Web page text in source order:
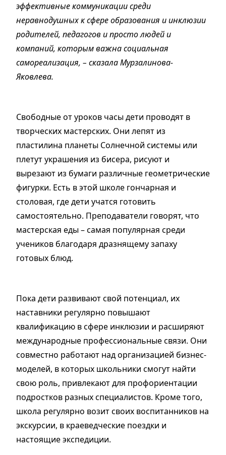
эффективные коммуникации среди
неравнодушных к сфере образования и инклюзии
родителей, педагогов и просто людей и
компаний, которым важна социальная
самореализация, – сказала Мурзалинова-
Яковлева.
Свободные от уроков часы дети проводят в
творческих мастерских. Они лепят из
пластилина планеты Солнечной системы или
плетут украшения из бисера, рисуют и
вырезают из бумаги различные геометрические
фигурки. Есть в этой школе гончарная и
столовая, где дети учатся готовить
самостоятельно. Преподаватели говорят, что
мастерская еды – самая популярная среди
учеников благодаря дразнящему запаху
готовых блюд.
Пока дети развивают свой потенциал, их
наставники регулярно повышают
квалификацию в сфере инклюзии и расширяют
международные профессиональные связи. Они
совместно работают над организацией бизнес-
моделей, в которых школьники смогут найти
свою роль, привлекают для профориентации
подростков разных специалистов. Кроме того,
школа регулярно возит своих воспитанников на
экскурсии, в краеведческие поездки и
настоящие экспедиции.